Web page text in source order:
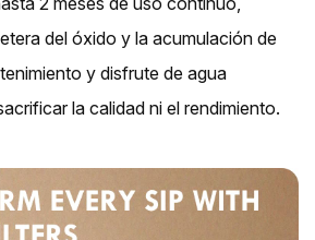
del óxido y la acumulación de
y disfrute de agua
la calidad ni el rendimiento.